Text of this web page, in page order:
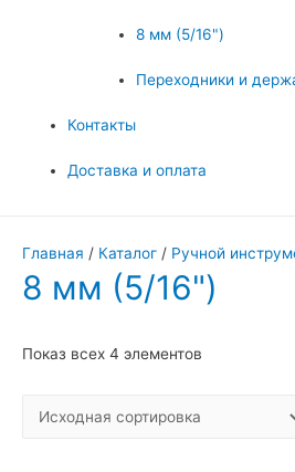
8 мм (5/16")
Переходники и
Контакты
Доставка и оплата
Главная / Каталог / Ручной
8 мм (5/16")
Показ всех 4 элементов